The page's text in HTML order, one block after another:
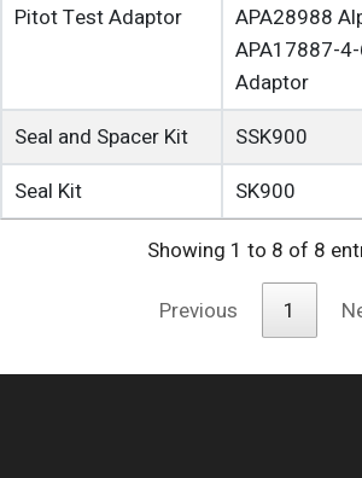
Pitot Test Adaptor APA28988
APA17887-
Adaptor
Seal and Spacer Kit
SSK900
Seal Kit
SK900
Showing 1 to 8 of 8
Previous
1